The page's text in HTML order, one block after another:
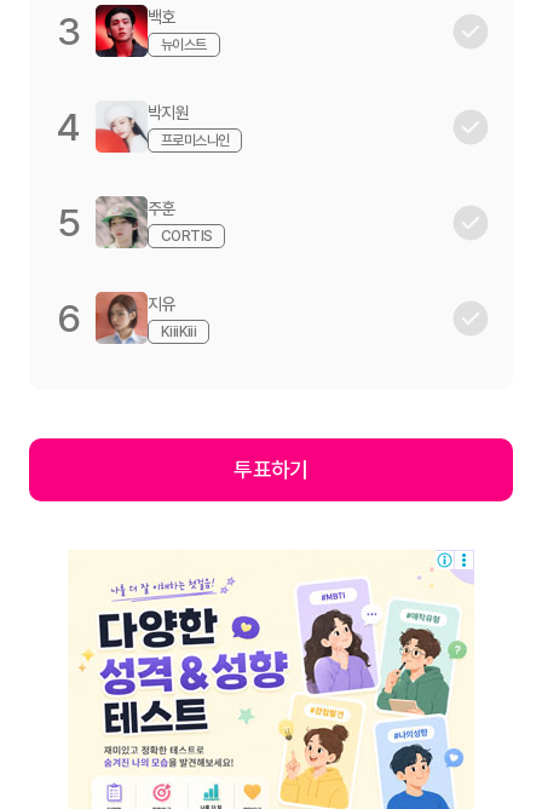
3 백호
뉴이스트
4 박지원
프로미스나인
5 주훈
CORTIS
6 지유
KiiiKiii
투표하기